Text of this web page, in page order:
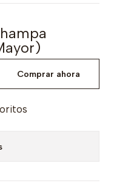
Comprar ahora